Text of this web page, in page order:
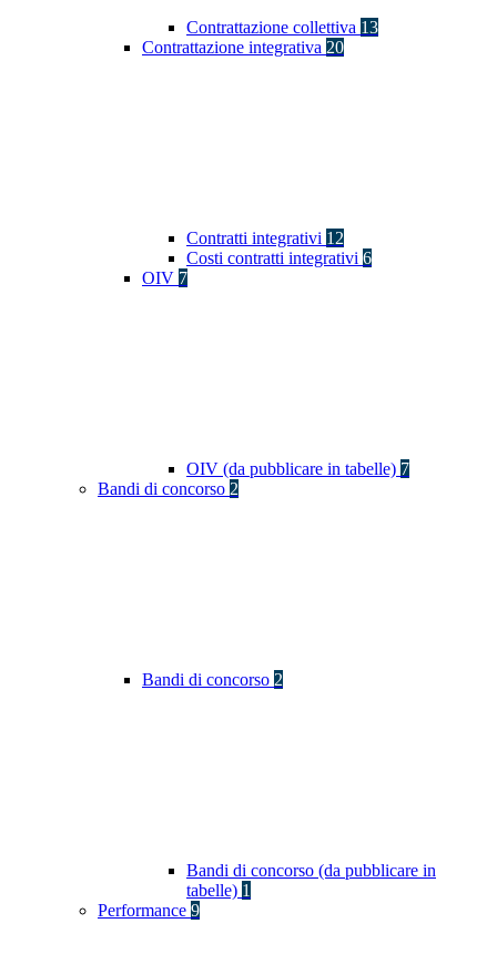
Contrattazione collettiva 13
Contrattazione integrativa 20
Contratti integrativi 12
Costi contratti integrativi 6
OIV 7
OIV (da pubblicare in tabelle) 7
Bandi di concorso 2
Bandi di concorso 2
Bandi di concorso (da pubblicare in
tabelle) 1
Performance 9